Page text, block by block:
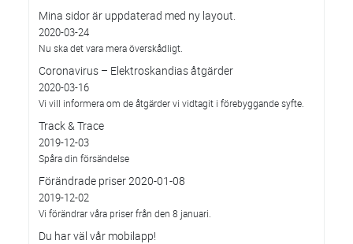
Mina sidor är uppdaterad med ny layout.
2020-03-24
Nu ska det vara mera överskådligt.
Coronavirus – Elektroskandias åtgärder
2020-03-16
Vi vill informera om de åtgärder vi vidtagit i förebyggande syfte.
Track & Trace
2019-12-03
Spåra din försändelse
Förändrade priser 2020-01-08
2019-12-02
Vi förändrar våra priser från den 8 januari.
Du har väl vår mobilapp!